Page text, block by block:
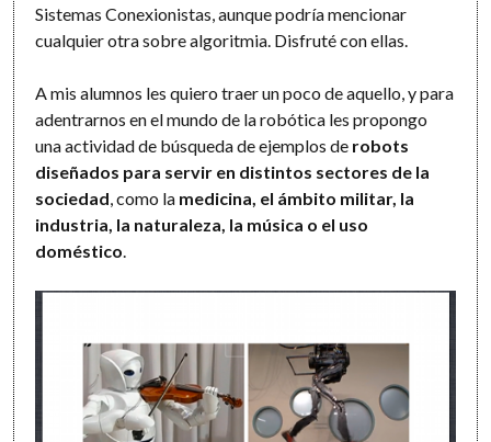
Sistemas Conexionistas, aunque podría mencionar
cualquier otra sobre algoritmia. Disfruté con ellas.
A mis alumnos les quiero traer un poco de aquello, y para
adentrarnos en el mundo de la robótica les propongo
una actividad de búsqueda de ejemplos de robots
diseñados para servir en distintos sectores de la
sociedad, como la medicina, el ámbito militar, la
industria, la naturaleza, la música o el uso
doméstico.